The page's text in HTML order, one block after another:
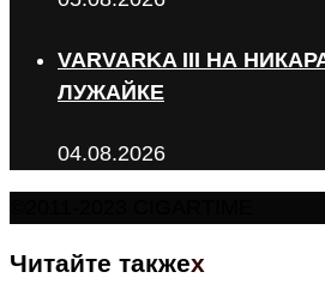
VARVARKA III НА
ЛУЖАЙКЕ
04.08.2026
Читайте такжеx